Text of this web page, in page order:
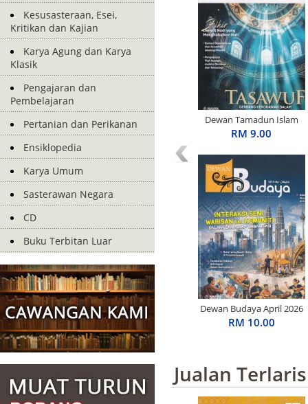
Kesusasteraan, Esei,
Kritikan dan Kajian
Karya Agung dan Karya
Klasik
Pengajaran dan
Pembelajaran
Pertanian dan Perikanan
Ensiklopedia
Karya Umum
Sasterawan Negara
CD
Buku Terbitan Luar
Dewan Tamadun Islam
April 2026
RM 9.00
Dewan Budaya April 2026
RM 10.00
Jualan Terlaris